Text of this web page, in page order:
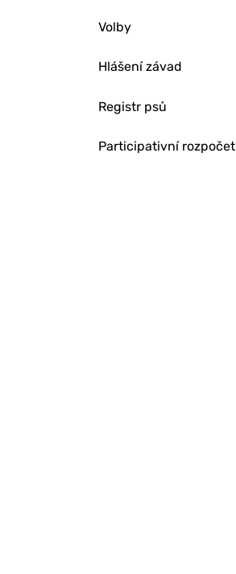
Volby
Hlášení závad
Registr psů
Participativní rozpočet